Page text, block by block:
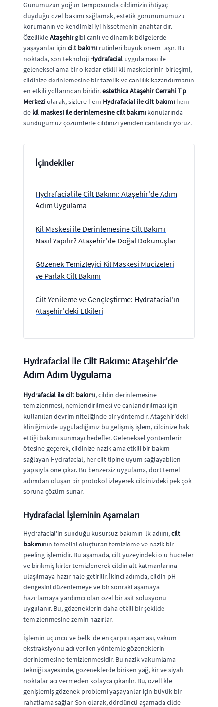
Günümüzün yoğun temposunda cildimizin ihtiyaç
duyduğu özel bakımı sağlamak, estetik görünümümüzü
korumanın ve kendimizi iyi hissetmenin anahtarıdır.
ÖzellikleAtaşehirgibi canlı ve dinamik bölgelerde
yaşayanlar için cilt bakımı rutinleri büyük önem taşır. Bu
noktada, son teknoloji Hydrafacial uygulaması ile
geleneksel ama bir o kadar etkili kil maskelerinin birleşimi,
cildinize derinlemesine bir tazelik ve canlılık kazandırmanın
en etkili yollarından biridir.estethica Ataşehir Cerrahi Tıp
Merkeziolarak, sizlere hem Hydrafacial ile cilt bakımı hem
de kil maskesi ile derinlemesine cilt bakımı konularında
sunduğumuz çözümlerle cildinizi yeniden canlandırıyoruz.
İçindekiler
Hydrafacial ile Cilt Bakımı: Ataşehir'de Adım
Adım Uygulama
Kil Maskesi ile Derinlemesine Cilt Bakımı
Nasıl Yapılır? Ataşehir'de Doğal Dokunuşlar
Gözenek Temizleyici Kil Maskesi Mucizeleri
ve Parlak Cilt Bakımı
Cilt Yenileme ve Gençleştirme: Hydrafacial'ın
Ataşehir'deki Etkileri
Hydrafacial ile Cilt Bakımı: Ataşehir'de
Adım Adım Uygulama
Hydrafacial ile cilt bakımı, cildin derinlemesine
temizlenmesi, nemlendirilmesi ve canlandırılması için
kullanılan devrim niteliğinde bir yöntemdir. Ataşehir'deki
kliniğimizde uyguladığımız bu gelişmiş işlem, cildinize hak
ettiği bakımı sunmayı hedefler. Geleneksel yöntemlerin
ötesine geçerek, cildinize nazik ama etkili bir bakım
sağlayan Hydrafacial, her cilt tipine uyum sağlayabilen
yapısıyla öne çıkar. Bu benzersiz uygulama, dört temel
adımdan oluşan bir protokol izleyerek cildinizdeki pek çok
soruna çözüm sunar.
Hydrafacial İşleminin Aşamaları
Hydrafacial'in sunduğu kusursuz bakımın ilk adımı,cilt
bakımının temelini oluşturan temizleme ve nazik bir
peeling işlemidir. Bu aşamada, cilt yüzeyindeki ölü hücreler
ve birikmiş kirler temizlenerek cildin alt katmanlarına
ulaşılmaya hazır hale getirilir. İkinci adımda, cildin pH
dengesini düzenlemeye ve bir sonraki aşamaya
hazırlamaya yardımcı olan özel bir asit solüsyonu
uygulanır. Bu, gözeneklerin daha etkili bir şekilde
temizlenmesine zemin hazırlar.
İşlemin üçüncü ve belki de en çarpıcı aşaması, vakum
ekstraksiyonu adı verilen yöntemle gözeneklerin
derinlemesine temizlenmesidir. Bu nazik vakumlama
tekniği sayesinde, gözeneklerde biriken yağ, kir ve siyah
noktalar acı vermeden kolayca çıkarılır. Bu, özellikle
genişlemiş gözenek problemi yaşayanlar için büyük bir
rahatlama sağlar. Son olarak, dördüncü aşamada cilde